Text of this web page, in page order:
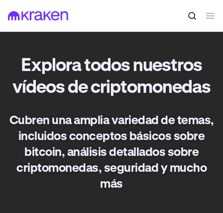
Explora todos nuestros
vídeos de criptomonedas
Cubren una amplia variedad de temas,
incluidos conceptos básicos sobre
bitcoin, análisis detallados sobre
criptomonedas, seguridad y mucho
más